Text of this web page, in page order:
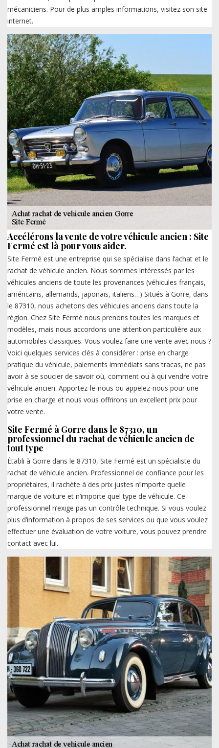
mécaniciens. Pour de plus amples informations, visitez son site
internet.
Accélérons la vente de votre véhicule ancien : Site
Fermé est là pour vous aider.
Site Fermé est une entreprise qui se spécialise dans l’achat et le
rachat de véhicule ancien. Nous sommes intéressés par les
véhicules anciens de toute les provenances (véhicules français,
américains, allemands, japonais, italiens…) Situés à Gorre, dans
le 87310, nous achetons des véhicules anciens dans toute la
région. Chez Site Fermé nous prenons toutes les marques et
modèles, mais nous accordons une attention particulière aux
automobiles classiques. Vous voulez faire une vente avec nous ?
Voici quelques services clés à considérer : prise en charge
pratique du véhicule, paiements immédiats sans tracas, ne pas
avoir à se soucier de savoir où, comment ou à qui vendre votre
véhicule ancien. Apportez-le-nous ou appelez-nous pour une
prise en charge et nous vous offrirons un excellent prix pour
votre vente.
Site Fermé à Gorre dans le 87310, un
professionnel du rachat de véhicule ancien de
tout type
Établi à Gorre dans le 87310, Site Fermé est un spécialiste du
rachat de véhicule ancien. Professionnel de confiance pour les
propriétaires, il rachète à des prix justes n’importe quelle
marque de voiture et n’importe quel type de véhicule. Ce
professionnel n’exige pas un contrôle technique. Si vous voulez
plus d’information à propos de ses services ou que vous voulez
effectuer une évaluation de votre voiture, vous pouvez prendre
contact avec lui.